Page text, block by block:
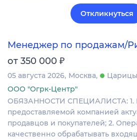
Откликнуться
Менеджер по продажам/
от 350 000 ₽
05 августа 2026 Москва
ООО "Огрк-Центр"
ОБЯЗАННОСТИ СПЕЦИАЛИСТА: 1.
предоставляемой компанией
продавцов и покупателей; 2.
качественно обрабатывать